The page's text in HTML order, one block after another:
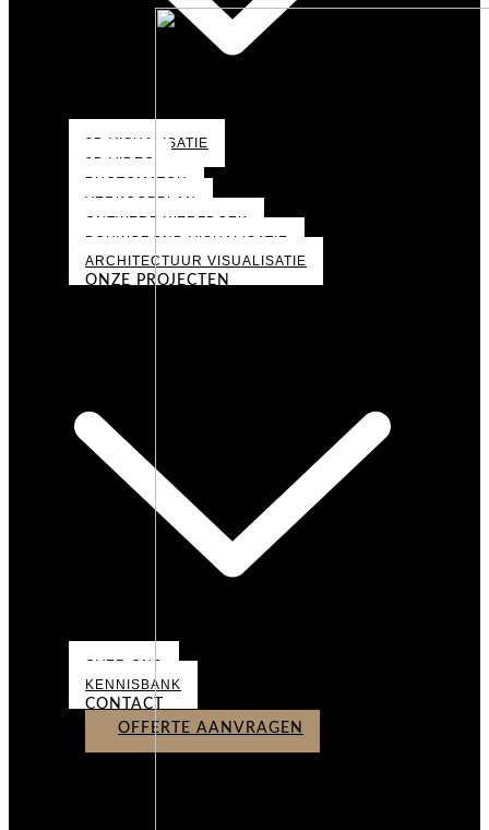
3D VISUALISATIE
3D VIDEO
PHOTOMATCH
VERKOOPPLAN
ONTWERP WERFDOEK
BOUWGROND VISUALISATIE
ARCHITECTUUR VISUALISATIE
ONZE PROJECTEN
OVER ONS
KENNISBANK
CONTACT
OFFERTE AANVRAGEN